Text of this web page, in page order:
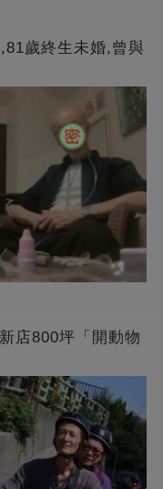
歲終生未婚,曾與
店800坪「開動物